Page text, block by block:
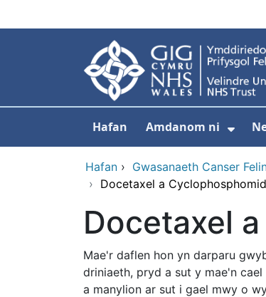
Hafan Amdanom ni
Hafan › Gwasanaeth Canser
› Docetaxel a
Docetaxel
Mae'r daflen hon yn darparu
driniaeth, pryd a sut y mae'n
a manylion ar sut i gael mwy o